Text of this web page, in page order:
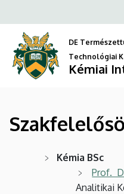
Kémiai
Intézet
a
tartalomra
DE
Technológiai
Kémiai
Kémia BSc
Prof.
Analitikai